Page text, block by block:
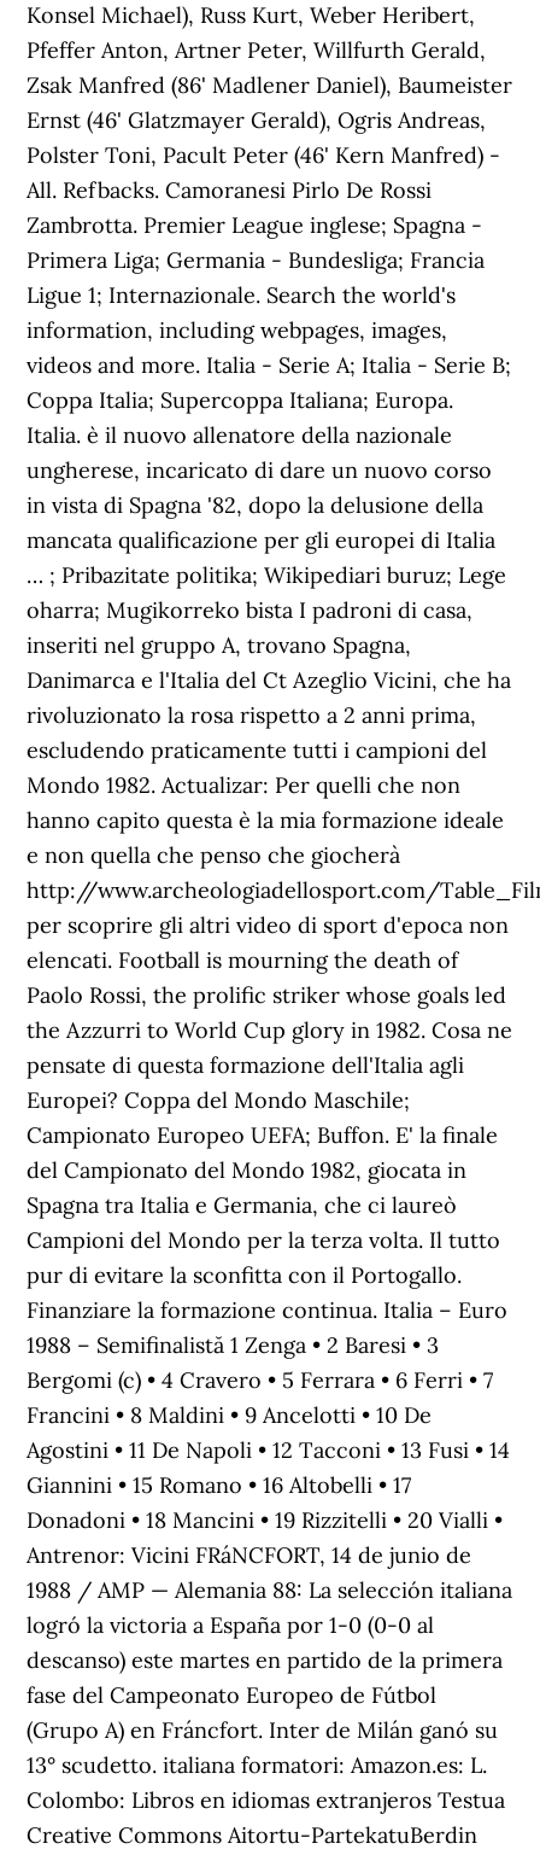
Konsel Michael), Russ Kurt, Weber Heribert,
Pfeffer Anton, Artner Peter, Willfurth Gerald,
Zsak Manfred (86' Madlener Daniel), Baumeister
Ernst (46' Glatzmayer Gerald), Ogris Andreas,
Polster Toni, Pacult Peter (46' Kern Manfred) -
All. Refbacks. Camoranesi Pirlo De Rossi
Zambrotta. Premier League inglese; Spagna -
Primera Liga; Germania - Bundesliga; Francia
Ligue 1; Internazionale. Search the world's
information, including webpages, images,
videos and more. Italia - Serie A; Italia - Serie B;
Coppa Italia; Supercoppa Italiana; Europa.
Italia. è il nuovo allenatore della nazionale
ungherese, incaricato di dare un nuovo corso
in vista di Spagna '82, dopo la delusione della
mancata qualificazione per gli europei di Italia
… ; Pribazitate politika; Wikipediari buruz; Lege
oharra; Mugikorreko bista I padroni di casa,
inseriti nel gruppo A, trovano Spagna,
Danimarca e l'Italia del Ct Azeglio Vicini, che ha
rivoluzionato la rosa rispetto a 2 anni prima,
escludendo praticamente tutti i campioni del
Mondo 1982. Actualizar: Per quelli che non
hanno capito questa è la mia formazione ideale
e non quella che penso che giocherà
http://www.archeologiadellosport.com/
per scoprire gli altri video di sport d'epoca non
elencati. Football is mourning the death of
Paolo Rossi, the prolific striker whose goals led
the Azzurri to World Cup glory in 1982. Cosa ne
pensate di questa formazione dell'Italia agli
Europei? Coppa del Mondo Maschile;
Campionato Europeo UEFA; Buffon. E' la finale
del Campionato del Mondo 1982, giocata in
Spagna tra Italia e Germania, che ci laureò
Campioni del Mondo per la terza volta. Il tutto
pur di evitare la sconfitta con il Portogallo.
Finanziare la formazione continua. Italia – Euro
1988 – Semifinalistă 1 Zenga • 2 Baresi • 3
Bergomi (c) • 4 Cravero • 5 Ferrara • 6 Ferri • 7
Francini • 8 Maldini • 9 Ancelotti • 10 De
Agostini • 11 De Napoli • 12 Tacconi • 13 Fusi • 14
Giannini • 15 Romano • 16 Altobelli • 17
Donadoni • 18 Mancini • 19 Rizzitelli • 20 Vialli •
Antrenor: Vicini FRáNCFORT, 14 de junio de
1988 / AMP — Alemania 88: La selección italiana
logró la victoria a España por 1-0 (0-0 al
descanso) este martes en partido de la primera
fase del Campeonato Europeo de Fútbol
(Grupo A) en Fráncfort. Inter de Milán ganó su
13° scudetto. italiana formatori: Amazon.es: L.
Colombo: Libros en idiomas extranjeros Testua
Creative Commons Aitortu-PartekatuBerdin